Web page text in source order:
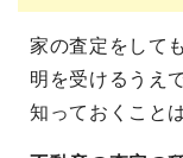
家の査定をして
明を受けるうえ
知っておくこと